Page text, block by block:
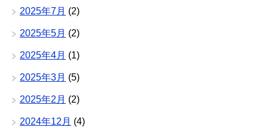
2025年7月 (2)
2025年5月 (2)
2025年4月 (1)
2025年3月 (5)
2025年2月 (2)
2024年12月 (4)